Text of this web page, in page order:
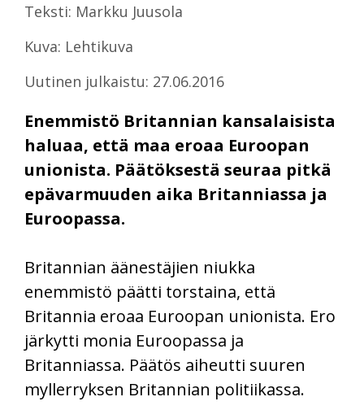
Teksti: Markku Juusola
Kuva: Lehtikuva
Uutinen julkaistu: 27.06.2016
Enemmistö Britannian kansalaisista
haluaa, että maa eroaa Euroopan
unionista. Päätöksestä seuraa pitkä
epävarmuuden aika Britanniassa ja
Euroopassa.
Britannian äänestäjien niukka
enemmistö päätti torstaina, että
Britannia eroaa Euroopan unionista. Ero
järkytti monia Euroopassa ja
Britanniassa. Päätös aiheutti suuren
myllerryksen Britannian politiikassa.